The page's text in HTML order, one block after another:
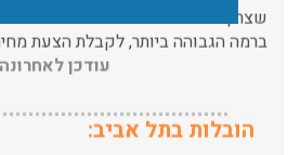
הובלות בתל אביב:
עודכן לאחרונה: 30/03/2026,